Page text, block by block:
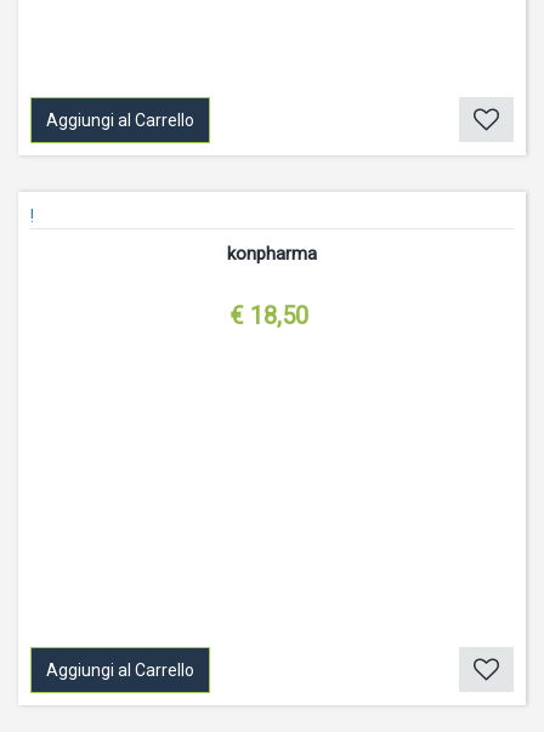
Aggiungi al Carrello
!
konpharma
€ 18,50
Aggiungi al Carrello